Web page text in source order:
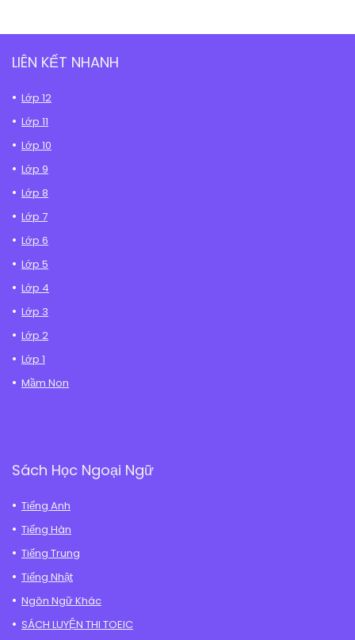
LIÊN KẾT NHANH
Lớp 12
Lớp 11
Lớp 10
Lớp 9
Lớp 8
Lớp 7
Lớp 6
Lớp 5
Lớp 4
Lớp 3
Lớp 2
Lớp 1
Mầm Non
Sách Học Ngoại Ngữ
Tiếng Anh
Tiếng Hàn
Tiếng Trung
Tiếng Nhật
Ngôn Ngữ Khác
SÁCH LUYỆN THI TOEIC